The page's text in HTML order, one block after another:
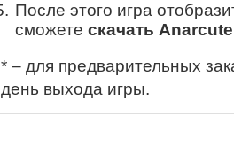
После этого игра
сможете скачать Anarcute
* – для предварительных
день выхода игры.